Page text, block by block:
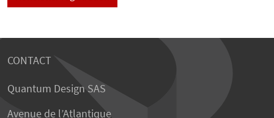
CONTACT
Quantum Design SAS
Avenue de l’Atlantique